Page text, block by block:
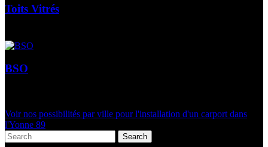
Toits Vitrés
BSO
Voir nos possibilités par ville pour l'installation d'un carport dans
l'Yonne 89
Search